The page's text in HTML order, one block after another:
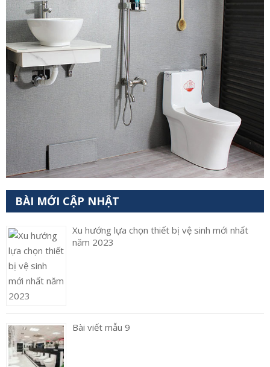
BÀI MỚI CẬP NHẬT
Xu hướng lựa chọn thiết bị vệ sinh mới nhất
năm 2023
Bài viết mẫu 9